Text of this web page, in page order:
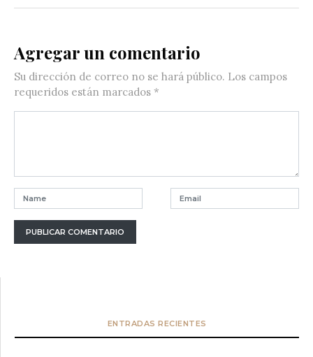
Agregar un comentario
Su dirección de correo no se hará público. Los campos
requeridos están marcados *
ENTRADAS RECIENTES